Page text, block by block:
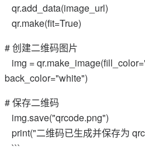
qr.add_data(image_url)
qr.make(fit=True)
# 创建二维码图片
img =
back_color="white")
# 保存二维码
img.save("qrcode.png")
print("二维码已生成并保存为
```